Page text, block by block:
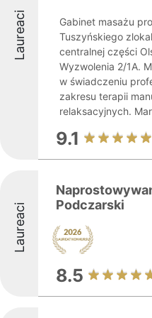
Laureaci
Gabinet masażu
Tuszyńskiego
centralnej części
Wyzwolenia 2/1A.
w świadczeniu
zakresu terapii
relaksacyjnych.
9.1
Laureaci
Podczarski
8.5